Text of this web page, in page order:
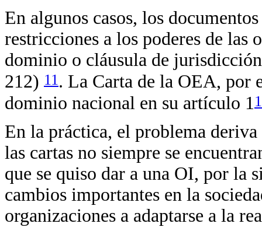
En algunos casos, los
restricciones a los poderes de las
dominio o cláusula de
212) 11 . La Carta de la OEA, por
dominio nacional en su artículo 1
En la práctica, el problema
las cartas no siempre se
que se quiso dar a una OI, por la
cambios importantes en la
organizaciones a adaptarse a la